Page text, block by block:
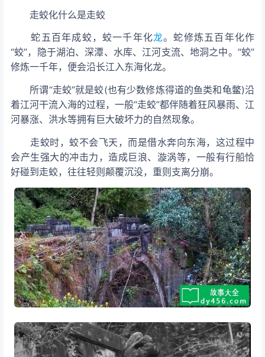
走蛟化什么是走蛟
蛇五百年成蛟，蛟一千年化龙。蛇修炼五百年化作
“蛟”，隐于湖泊、深潭、水库、江河支流、地洞之中。“蛟”
修炼一千年，便会沿长江入东海化龙。
所谓“走蛟”就是蛟(也有少数修炼得道的鱼类和龟鳖)沿
着江河干流入海的过程，一般“走蛟”都伴随着狂风暴雨、江
河暴涨、洪水等拥有巨大破坏力的自然现象。
走蛟时，蛟不会飞天，而是借水奔向东海，这过程中
会产生强大的冲击力，造成巨浪、漩涡等，一般有行船恰
好碰到走蛟，往往轻则颠覆沉没，重则支离分崩。